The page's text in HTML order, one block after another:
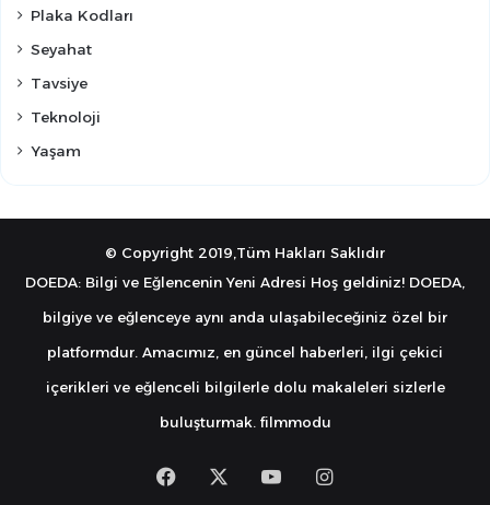
Plaka Kodları
Seyahat
Tavsiye
Teknoloji
Yaşam
© Copyright 2019,Tüm Hakları Saklıdır
DOEDA: Bilgi ve Eğlencenin Yeni Adresi Hoş geldiniz! DOEDA,
bilgiye ve eğlenceye aynı anda ulaşabileceğiniz özel bir
platformdur. Amacımız, en güncel haberleri, ilgi çekici
içerikleri ve eğlenceli bilgilerle dolu makaleleri sizlerle
buluşturmak. filmmodu
FacebookYouTubeInstagram